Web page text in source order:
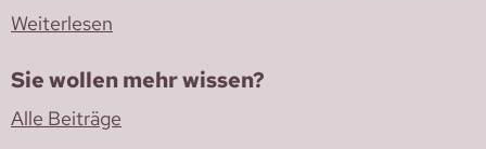
Weiterlesen
Sie wollen mehr wissen?
Alle Beiträge